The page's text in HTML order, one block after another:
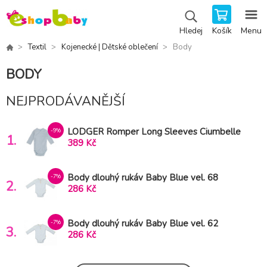
Hledej Košík Menu
Textil Kojenecké | Dětské oblečení Body
BODY
NEJPRODÁVANĚJŠÍ
1.
-9%
LODGER Romper Long Sleeves Ciumbelle
Blue Fogg vel. 56
389 Kč
2.
-7%
Body dlouhý rukáv Baby Blue vel. 68
286 Kč
3.
-7%
Body dlouhý rukáv Baby Blue vel. 62
286 Kč